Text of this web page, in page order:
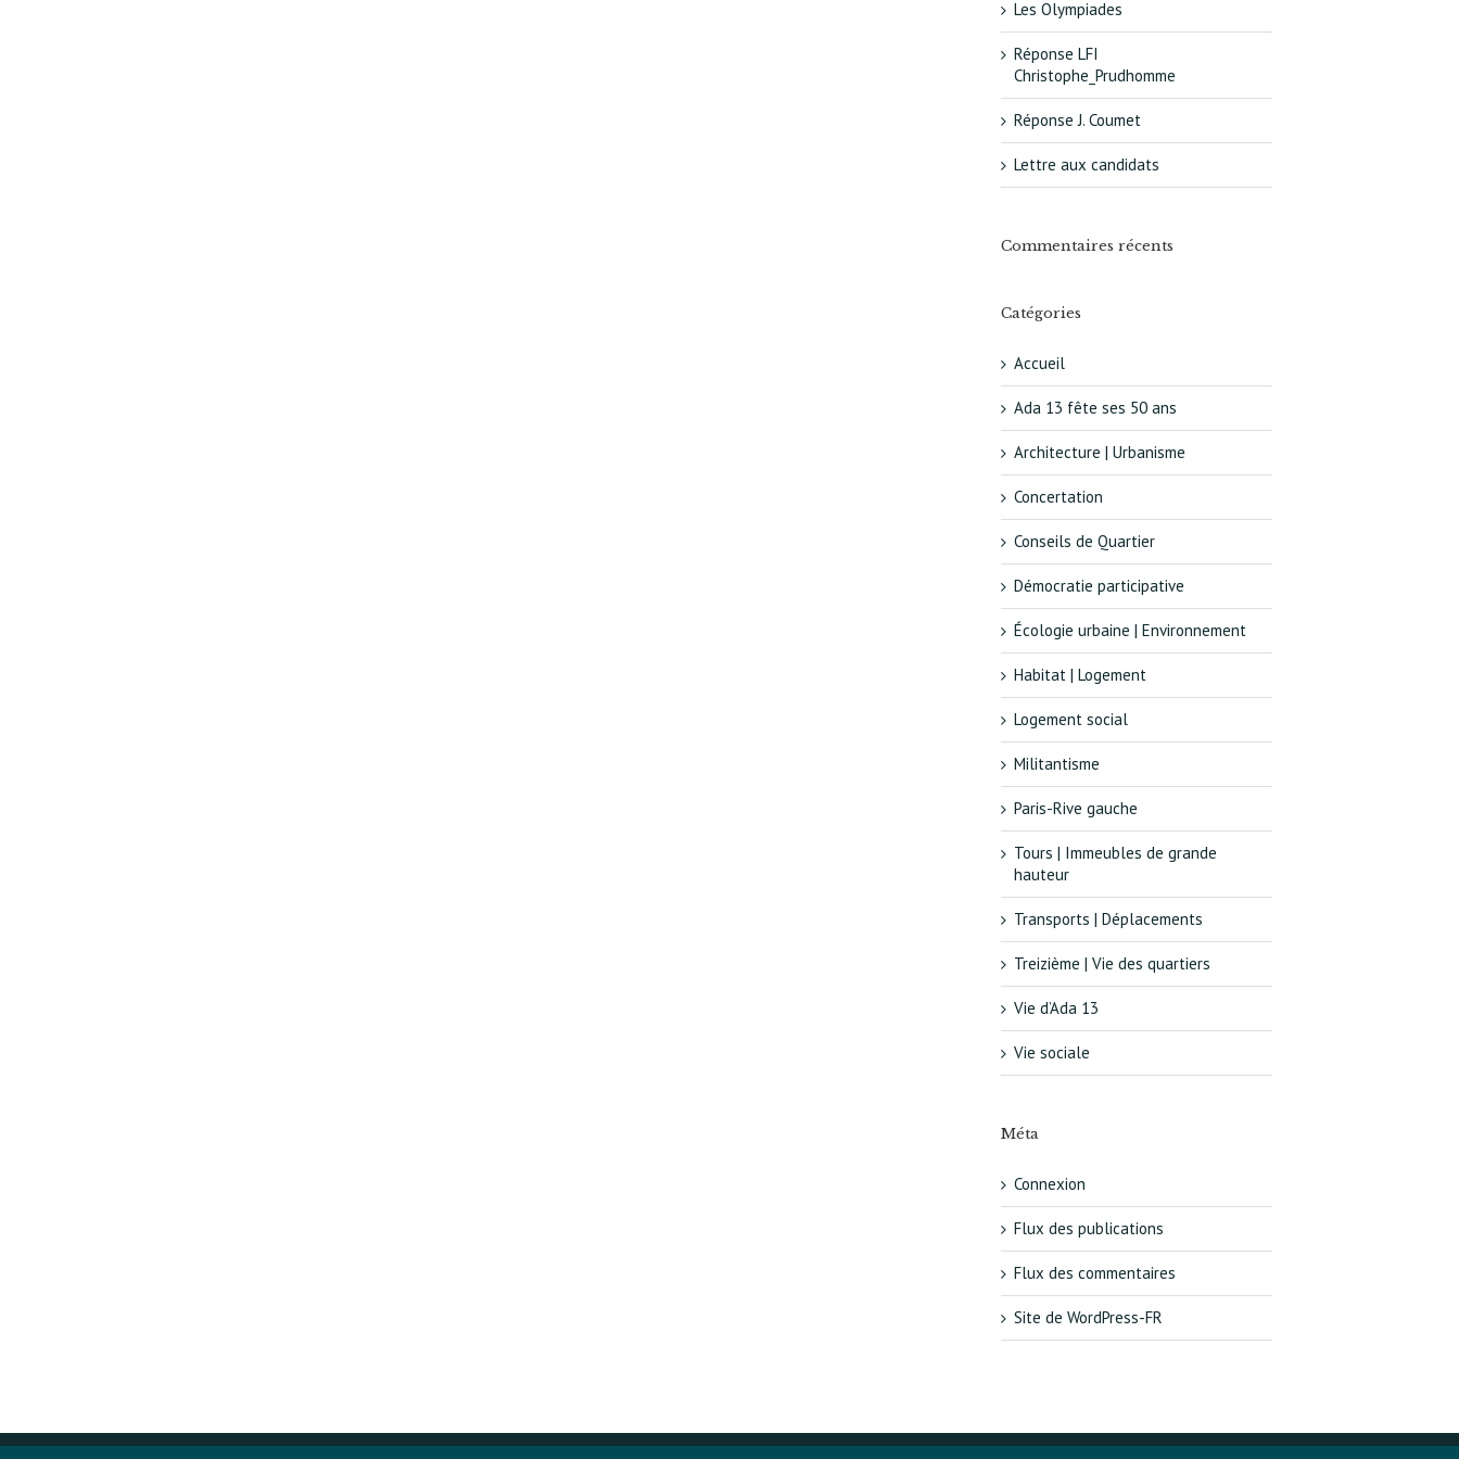
Les Olympiades
Réponse LFI
Christophe_Prudhomme
Réponse J. Coumet
Lettre aux candidats
Commentaires récents
Catégories
Accueil
Ada 13 fête ses 50 ans
Architecture | Urbanisme
Concertation
Conseils de Quartier
Démocratie participative
Écologie urbaine | Environnement
Habitat | Logement
Logement social
Militantisme
Paris-Rive gauche
Tours | Immeubles de grande
hauteur
Transports | Déplacements
Treizième | Vie des quartiers
Vie d’Ada 13
Vie sociale
Méta
Connexion
Flux des publications
Flux des commentaires
Site de WordPress-FR